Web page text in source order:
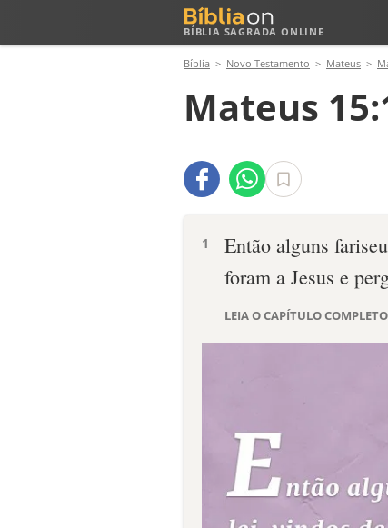
BÍBLIA SAGRADA ONLINE
Bíblia Novo Testamento Mateus
Mateus
1
Então alguns
foram a Jesus e
LEIA O CAPÍTULO